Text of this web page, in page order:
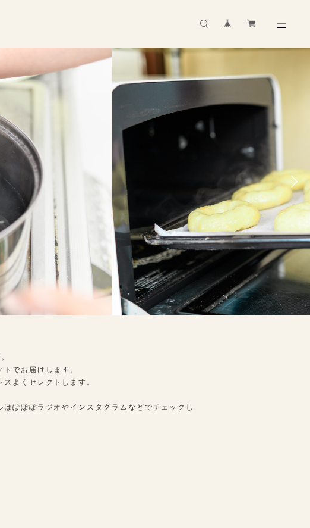
でお届けします。
よくセレクトします。
ぽぽぽラジオやインスタグラムなどでチェックし